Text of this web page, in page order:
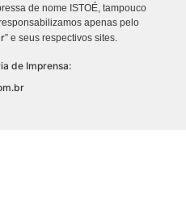
de nome ISTOÉ, tampouco
apenas pelo
” e seus respectivos sites.
de Imprensa: